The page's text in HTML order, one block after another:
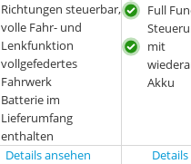
Richtungen steuerbar,
volle Fahr- und
Lenkfunktion
vollgefedertes
Fahrwerk
Batterie im
Lieferumfang
enthalten
Full
mit
Akku
Details ansehen